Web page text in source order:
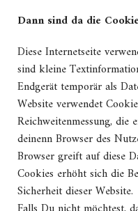
Dann sind da die
Diese Internetseite
sind kleine
Endgerät temporär als
Website verwendet
Reichweitenmessung, die
deinenn Browser des
Browser greift auf diese
Cookies erhöht sich die
Sicherheit dieser Website.